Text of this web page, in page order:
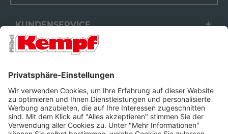
KUNDENSERVICE
FILIALEN
FOLGEN SIE UNS